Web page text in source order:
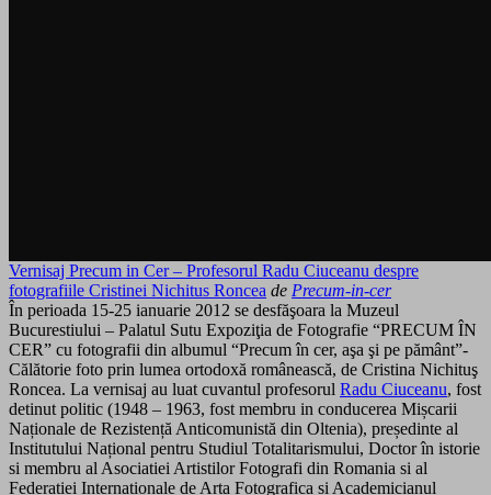
Vernisaj Precum in Cer – Profesorul Radu Ciuceanu despre
fotografiile Cristinei Nichitus Roncea de Precum-in-cer
În perioada 15-25 ianuarie 2012 se desfăşoara la Muzeul
Bucurestiului – Palatul Sutu Expoziţia de Fotografie “PRECUM ÎN
CER” cu fotografii din albumul “Precum în cer, aşa şi pe pământ”-
Călătorie foto prin lumea ortodoxă românească, de Cristina Nichituş
Roncea. La vernisaj au luat cuvantul profesorul Radu Ciuceanu, fost
detinut politic (1948 – 1963, fost membru in conducerea Mișcarii
Naționale de Rezistență Anticomunistă din Oltenia), președinte al
Institutului Național pentru Studiul Totalitarismului, Doctor în istorie
si membru al Asociatiei Artistilor Fotografi din Romania si al
Federatiei Internationale de Arta Fotografica si Academicianul